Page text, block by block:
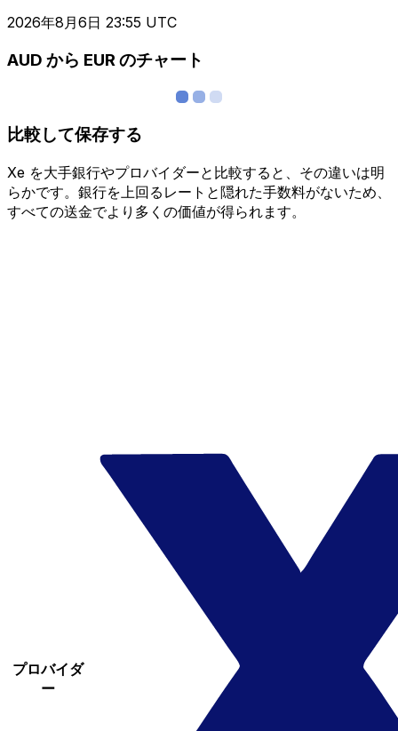
2026年8月6日 23:55 UTC
AUD から EUR のチャート
比較して保存する
Xe を大手銀行やプロバイダーと比較すると、その違いは明
らかです。銀行を上回るレートと隠れた手数料がないため、
すべての送金でより多くの価値が得られます。
プロバイダ
ー